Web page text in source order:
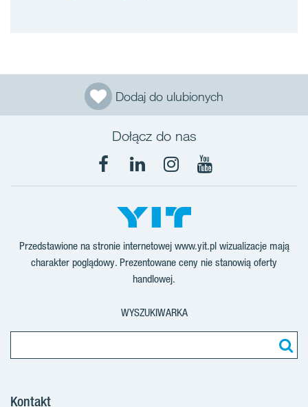
Dodaj do ulubionych
Dołącz do nas
Facebook
LinkedInInstagram
YouTube
Przedstawione na stronie internetowej www.yit.pl wizualizacje mają
charakter poglądowy. Prezentowane ceny nie stanowią oferty
handlowej.
WYSZUKIWARKA
Kontakt